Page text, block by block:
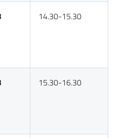
14.30-15.30
15.30-16.30